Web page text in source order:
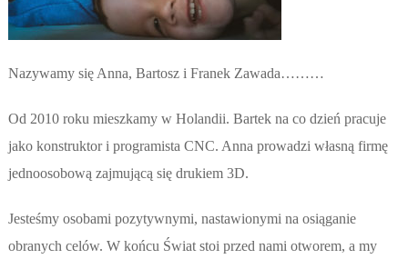
Nazywamy się Anna, Bartosz i Franek Zawada………
Od 2010 roku mieszkamy w Holandii. Bartek na co dzień pracuje
jako konstruktor i programista CNC. Anna prowadzi własną firmę
jednoosobową zajmującą się drukiem 3D.
Jesteśmy osobami pozytywnymi, nastawionymi na osiąganie
obranych celów. W końcu Świat stoi przed nami otworem, a my